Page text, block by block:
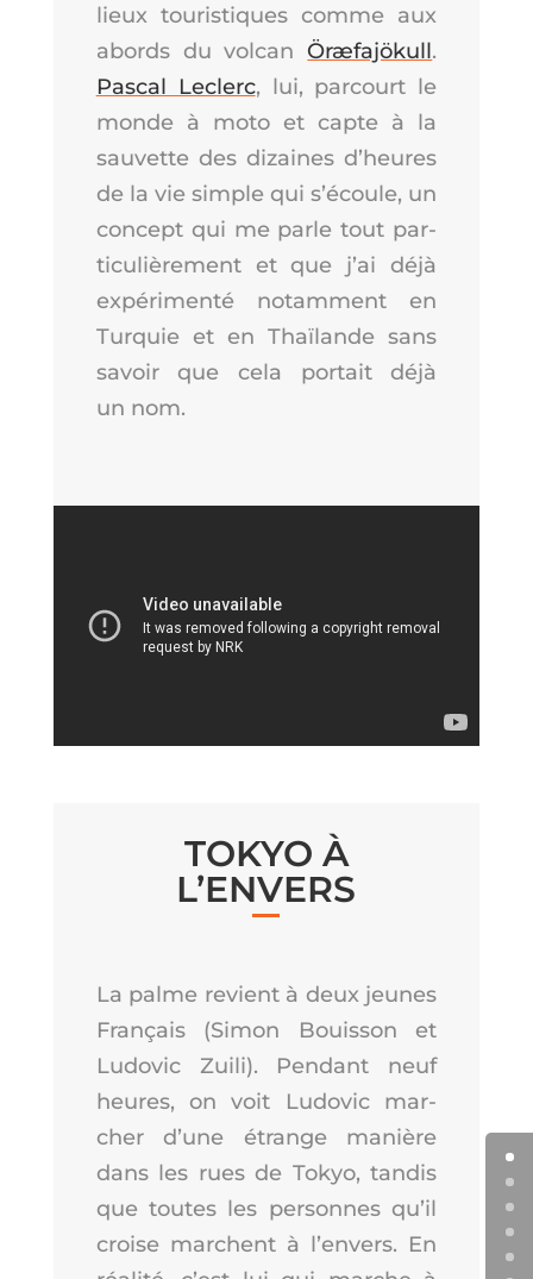
lieux tou­ris­tiques comme aux
abords du vol­can Öræ­fa­jö­kull.
Pas­cal Leclerc, lui, par­court le
monde à moto et capte à la
sau­vette des dizaines d’heures
de la vie simple qui s’é­coule, un
concept qui me parle tout par­
ti­cu­liè­re­ment et que j’ai déjà
expé­ri­men­té notam­ment en
Tur­quie et en Thaï­lande sans
savoir que cela por­tait déjà
un nom.
TOKYO À
L’ENVERS
La palme revient à deux jeunes
Fran­çais (Simon Bouis­son et
Ludo­vic Zui­li). Pen­dant neuf
heures, on voit Ludo­vic mar­
cher d’une étrange manière
dans les rues de Tokyo, tan­dis
que toutes les per­sonnes qu’il
croise marchent à l’en­vers. En